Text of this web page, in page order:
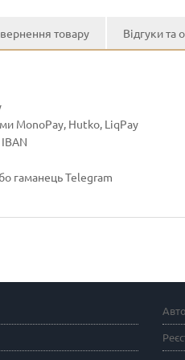
товару Відгуки та
MonoPay, Hutko, LiqPay
гаманець Telegram